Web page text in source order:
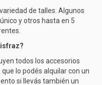
de talles. Algunos
y otros hasta en 5
todos los accesorios
lo podés alquilar con un
si llevás también un